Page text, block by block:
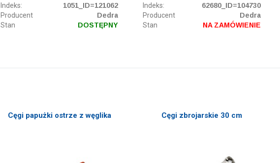
Indeks:
1051_ID=121062
Producent
Dedra
Stan
DOSTĘPNY
Indeks:
62680_ID=104730
Producent
Dedra
Stan
NA ZAMÓWIENIE
Cęgi papużki ostrze z węglika Cęgi zbrojarskie 30 cm